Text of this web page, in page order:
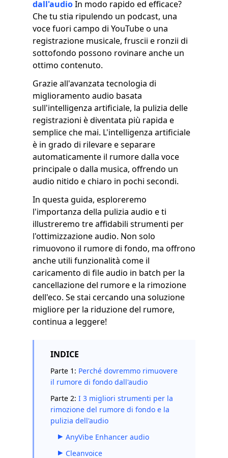
dall'audioIn modo rapido ed efficace?
Che tu stia ripulendo un podcast, una
voce fuori campo di YouTube o una
registrazione musicale, fruscii e ronzii di
sottofondo possono rovinare anche un
ottimo contenuto.
Grazie all'avanzata tecnologia di
miglioramento audio basata
sull'intelligenza artificiale, la pulizia delle
registrazioni è diventata più rapida e
semplice che mai. L'intelligenza artificiale
è in grado di rilevare e separare
automaticamente il rumore dalla voce
principale o dalla musica, offrendo un
audio nitido e chiaro in pochi secondi.
In questa guida, esploreremo
l'importanza della pulizia audio e ti
illustreremo tre affidabili strumenti per
l'ottimizzazione audio. Non solo
rimuovono il rumore di fondo, ma offrono
anche utili funzionalità come il
caricamento di file audio in batch per la
cancellazione del rumore e la rimozione
dell'eco. Se stai cercando una soluzione
migliore per la riduzione del rumore,
continua a leggere!
INDICE
Parte 1: Perché dovremmo rimuovere
il rumore di fondo dall'audio
Parte 2: I 3 migliori strumenti per la
rimozione del rumore di fondo e la
pulizia dell'audio
AnyVibe Enhancer audio
Cleanvoice